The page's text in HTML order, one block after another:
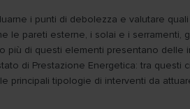
i punti di debolezza e valutare
pareti esterne, i solai e i serramenti,
più di questi elementi presentano delle
di Prestazione Energetica: tra questi
principali tipologie di interventi da